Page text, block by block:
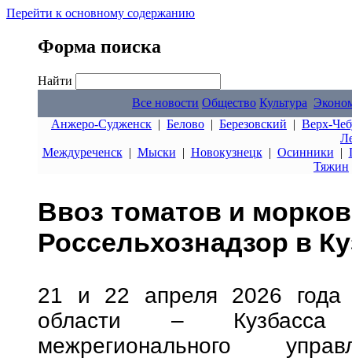
Перейти к основному содержанию
Форма поиска
Найти
Все новости Общество Культура
Анжеро-Судженск | Белово | Березовский | Верх-
Междуреченск| Мыски | Новокузнецк| Осинники |
Тяжин
Ввоз томатов и
Россельхознадзор в
21 и 22 апреля 2026 года
области – Кузбасса
межрегионального